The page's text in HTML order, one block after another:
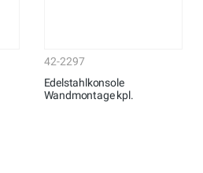
42-2297
Edelstahlkonsole
Wandmontage kpl.